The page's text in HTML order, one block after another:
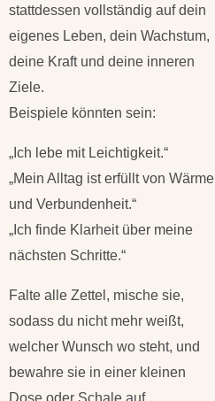
stattdessen vollständig auf dein
eigenes Leben, dein Wachstum,
deine Kraft und deine inneren
Ziele.
Beispiele könnten sein:
„Ich lebe mit Leichtigkeit.“
„Mein Alltag ist erfüllt von Wärme
und Verbundenheit.“
„Ich finde Klarheit über meine
nächsten Schritte.“
Falte alle Zettel, mische sie,
sodass du nicht mehr weißt,
welcher Wunsch wo steht, und
bewahre sie in einer kleinen